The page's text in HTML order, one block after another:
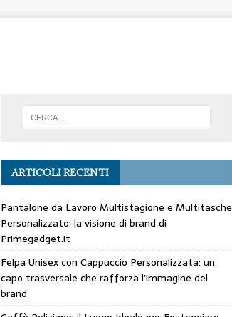
ARTICOLI RECENTI
Pantalone da Lavoro Multistagione e Multitasche
Personalizzato: la visione di brand di
Primegadget.it
Felpa Unisex con Cappuccio Personalizzata: un
capo trasversale che rafforza l’immagine del
brand